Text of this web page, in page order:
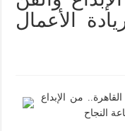
الأعمال
من الإبداع
النجاح